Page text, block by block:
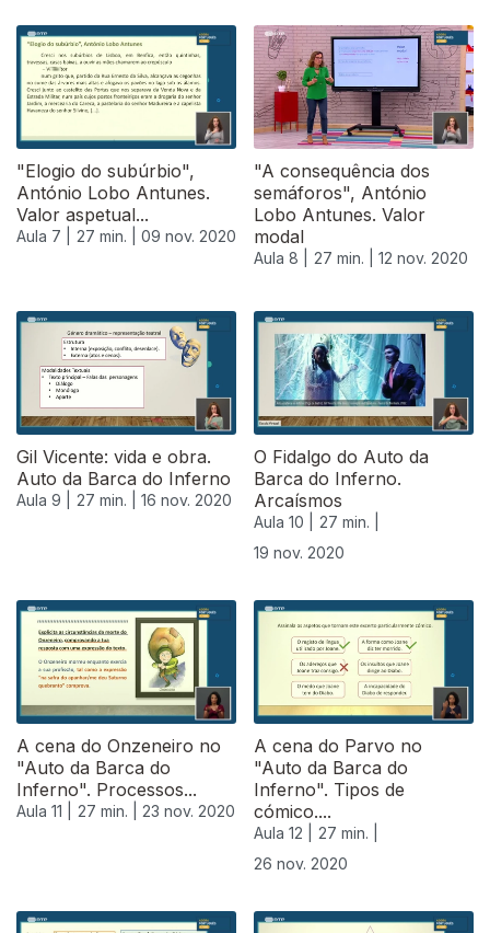
"Elogio do subúrbio",
António Lobo Antunes.
Valor aspetual...
Aula 7 | 27 min. | 09 nov. 2020
"A consequência dos
semáforos", António
Lobo Antunes. Valor
modal
Aula 8 | 27 min. | 12 nov. 2020
Gil Vicente: vida e obra.
Auto da Barca do Inferno
Aula 9 | 27 min. | 16 nov. 2020
O Fidalgo do Auto da
Barca do Inferno.
Arcaísmos
Aula 10 |
27 min. |
19 nov. 2020
A cena do Onzeneiro no
"Auto da Barca do
Inferno". Processos...
Aula 11 | 27 min. | 23 nov. 2020
A cena do Parvo no
"Auto da Barca do
Inferno". Tipos de
cómico....
Aula 12 |
27 min. |
26 nov. 2020
508473